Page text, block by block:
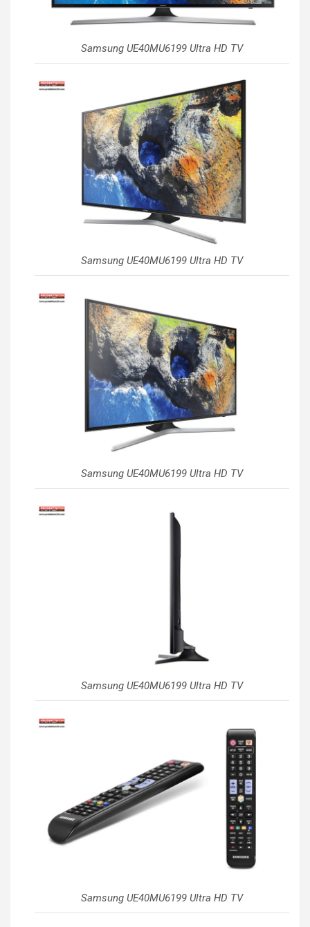
Samsung UE40MU6199 Ultra HD TV
Samsung UE40MU6199 Ultra HD TV
Samsung UE40MU6199 Ultra HD TV
Samsung UE40MU6199 Ultra HD TV
Samsung UE40MU6199 Ultra HD TV